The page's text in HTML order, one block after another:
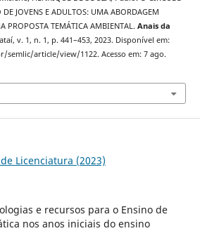
JOVENS E ADULTOS: UMA ABORDAGEM
PROPOSTA TEMÁTICA AMBIENTAL. Anais da
v. 1, n. 1, p. 441–453, 2023. Disponível em:
article/view/1122. Acesso em: 7 ago.
Licenciatura (2023)
e recursos para o Ensino de
nos anos iniciais do ensino